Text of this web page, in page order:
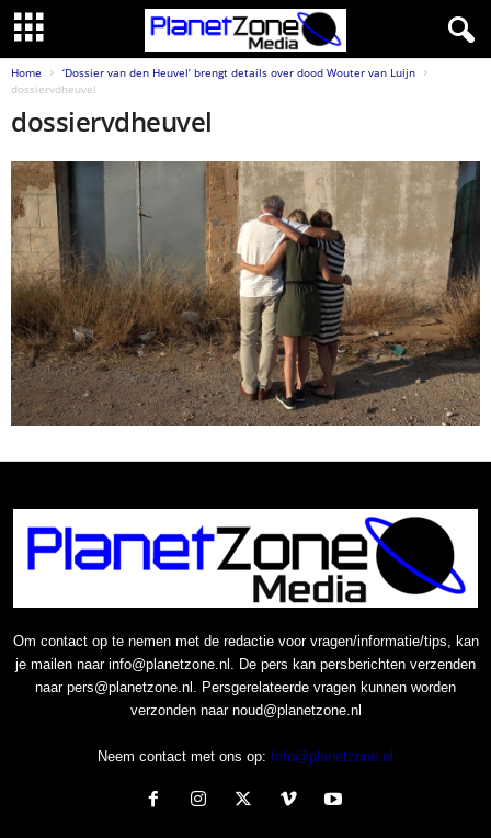
Home
‘Dossier van den Heuvel’ brengt details over dood Wouter van Luijn
dossiervdheuvel
dossiervdheuvel
Om contact op te nemen met de redactie voor vragen/informatie/tips, kan
je mailen naar info@planetzone.nl. De pers kan persberichten verzenden
naar pers@planetzone.nl. Persgerelateerde vragen kunnen worden
verzonden naar noud@planetzone.nl
Neem contact met ons op: Info@planetzone.nl